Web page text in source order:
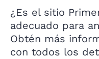
¿Es el sitio
adecuado para
Obtén más
con todos los